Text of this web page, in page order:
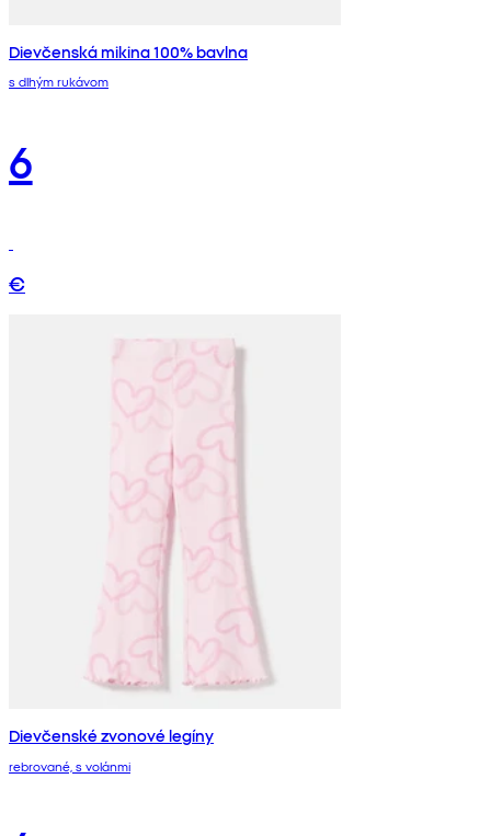
Dievčenská mikina 100% bavlna
s dlhým rukávom
6
€
Dievčenské zvonové legíny
rebrované, s volánmi